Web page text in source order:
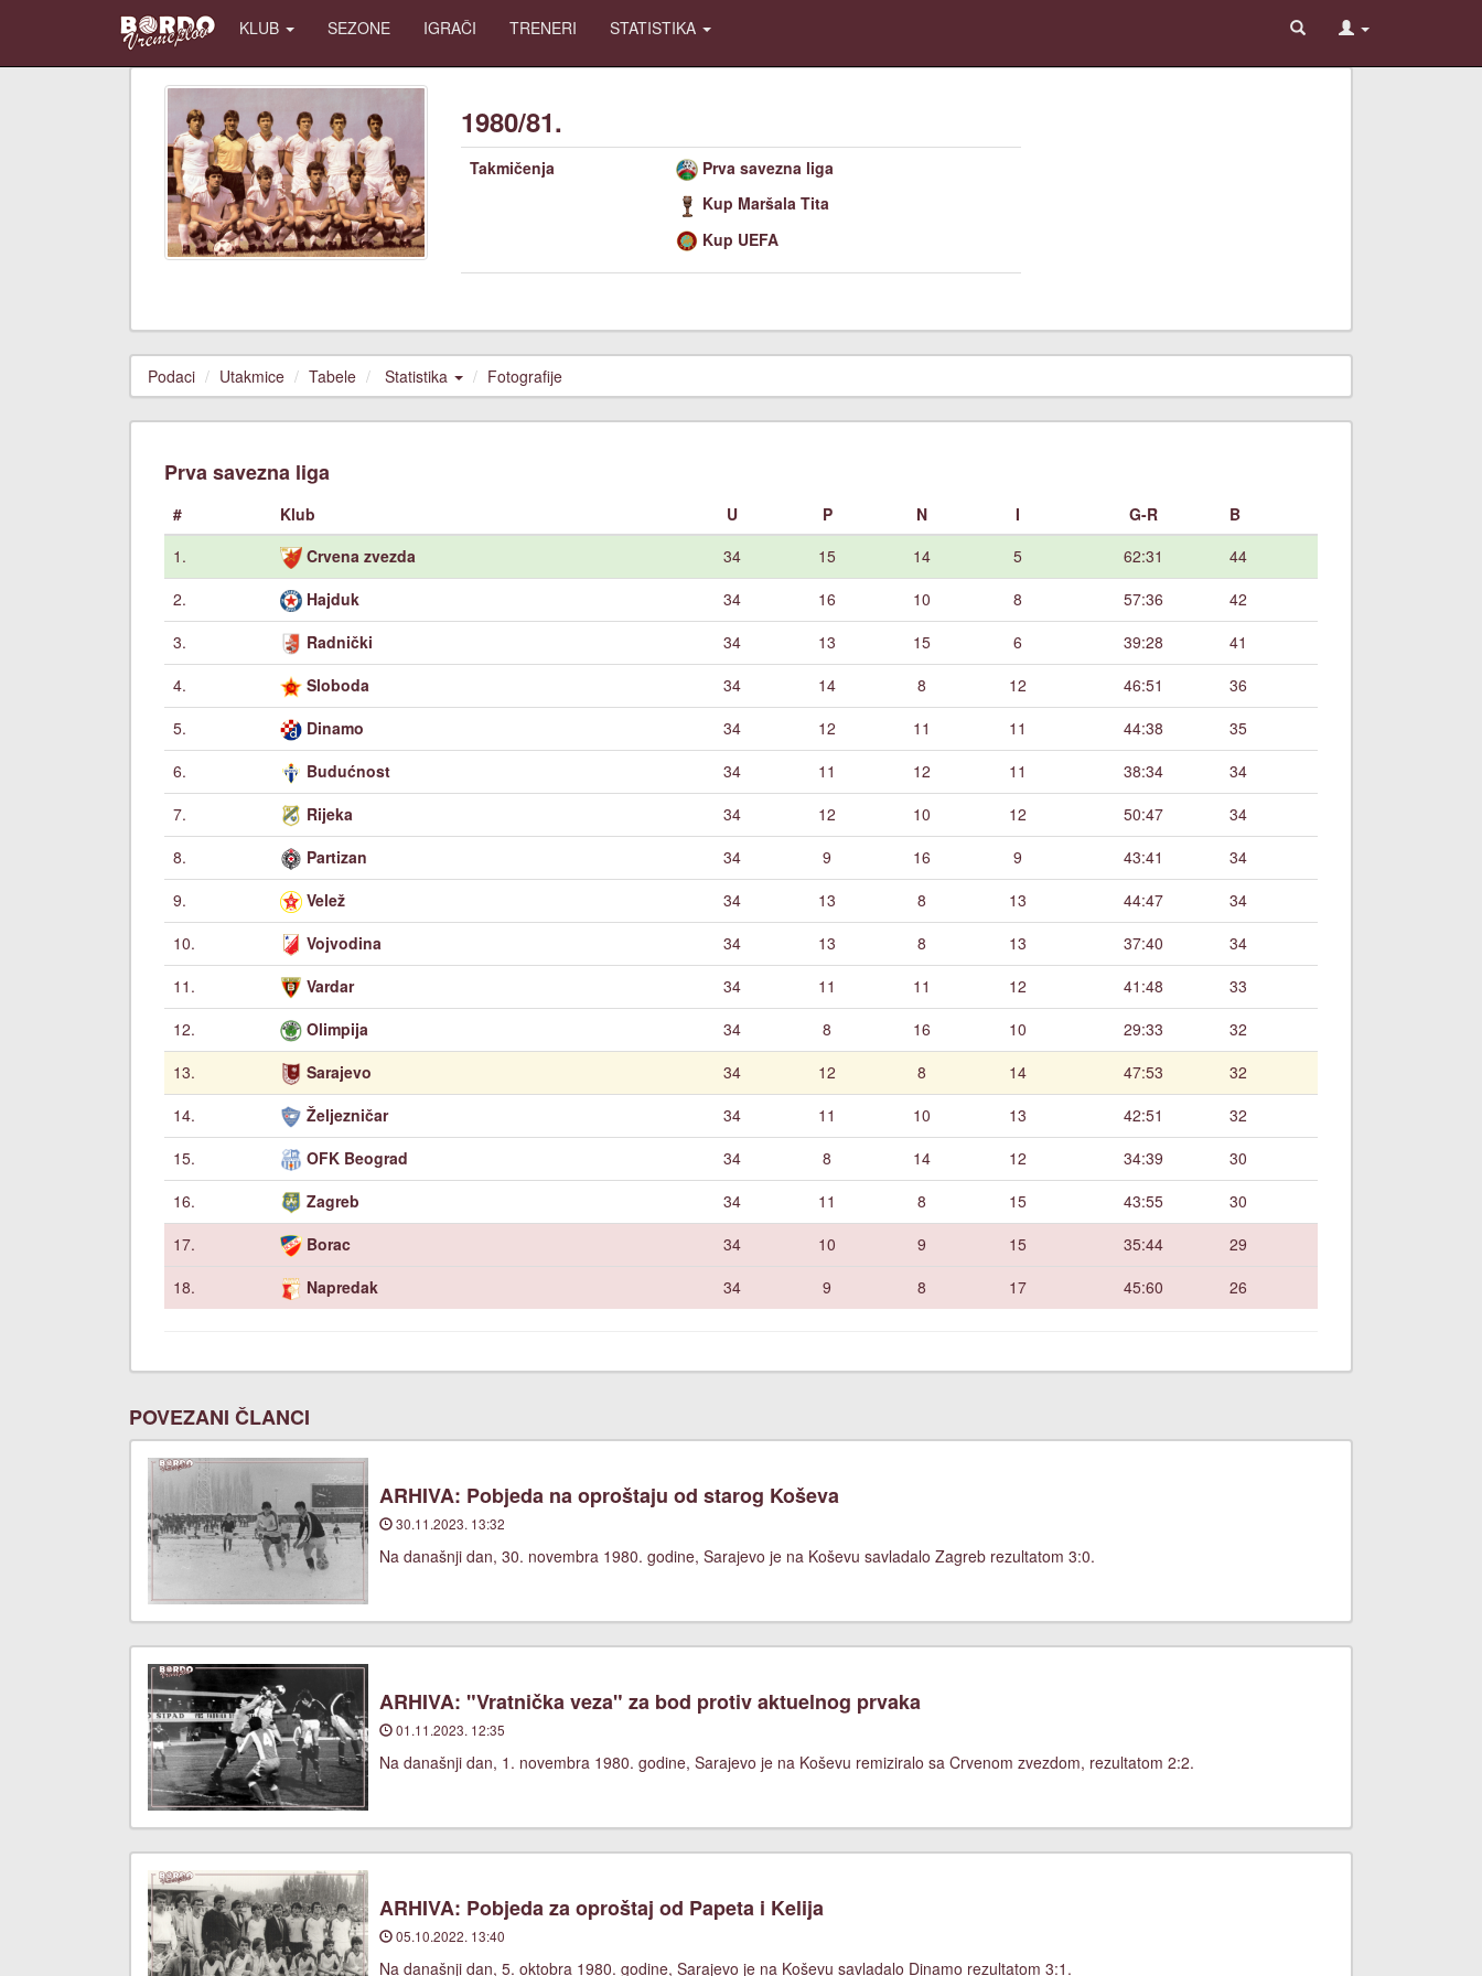
KLUB SEZONE IGRAČI TRENERI STATISTIKA
1980/81.
Takmičenja
Prva savezna liga
Kup Maršala Tita
Kup UEFA
Podaci Utakmice Tabele Statistika Fotografije
Prva savezna liga
# Klub U P N I G-R
B
1.
Crvena zvezda 34 15 14 5 62:31
44
2.
Hajduk 34 16 10 8 57:36
42
3.
Radnički 34 13 15 6 39:28
41
4.
Sloboda 34 14 8 12 46:51
36
5.
Dinamo 34 12 11 11 44:38
35
6.
Budućnost 34 11 12 11 38:34
34
7.
Rijeka 34 12 10 12 50:47
34
8.
Partizan 34 9 16 9 43:41
34
9.
Velež 34 13 8 13 44:47
34
10.
Vojvodina 34 13 8 13 37:40
34
11.
Vardar 34 11 11 12 41:48
33
12.
Olimpija 34 8 16 10 29:33
32
13.
Sarajevo 34 12 8 14 47:53
32
14.
Željezničar 34 11 10 13 42:51
32
15.
OFK Beograd 34 8 14 12 34:39
30
16.
Zagreb 34 11 8 15 43:55
30
17.
Borac 34 10 9 15 35:44
29
18.
Napredak 34 9 8 17 45:60 26
POVEZANI ČLANCI
ARHIVA: Pobjeda na oproštaju od starog Koševa
30.11.2023. 13:32
Na današnji dan, 30. novembra 1980. godine, Sarajevo je na Koševu savladalo Zagreb rezultatom 3:0.
ARHIVA: "Vratnička veza" za bod protiv aktuelnog prvaka
01.11.2023. 12:35
Na današnji dan, 1. novembra 1980. godine, Sarajevo je na Koševu remiziralo sa Crvenom zvezdom, rezultatom 2:2.
ARHIVA: Pobjeda za oproštaj od Papeta i Kelija
05.10.2022. 13:40
Na današnji dan, 5. oktobra 1980. godine, Sarajevo je na Koševu savladalo Dinamo rezultatom 3:1.